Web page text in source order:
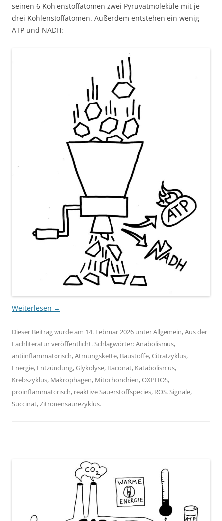
seinen 6 Kohlenstoffatomen zwei Pyruvatmoleküle mit je
drei Kohlenstoffatomen. Außerdem entstehen ein wenig
ATP und NADH:
Weiterlesen →
Dieser Beitrag wurde am 14. Februar 2026 unterAllgemein,Aus der
Fachliteraturveröffentlicht. Schlagwörter:Anabolismus,
antiinflammatorisch,Atmungskette, Baustoffe,Citratzyklus,
Energie, Entzündung,Glykolyse, Itaconat, Katabolismus,
Krebszyklus, Makrophagen, Mitochondrien,OXPHOS,
proinflammatorisch, reaktive Sauerstoffspecies, ROS,Signale,
Succinat,Zitronensäurezyklus.